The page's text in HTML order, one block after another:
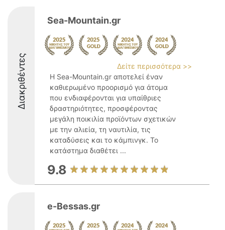
Διακριθέντες
Sea-Mountain.gr
Δείτε περισσότερα >>
Η Sea-Mountain.gr αποτελεί έναν
καθιερωμένο προορισμό για άτομα
που ενδιαφέρονται για υπαίθριες
δραστηριότητες, προσφέροντας
μεγάλη ποικιλία προϊόντων σχετικών
με την αλιεία, τη ναυτιλία, τις
καταδύσεις και το κάμπινγκ. Το
κατάστημα διαθέτει ...
9.8
e-Bessas.gr